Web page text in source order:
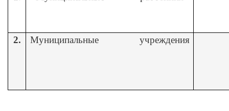
2. Муниципальные учреждения